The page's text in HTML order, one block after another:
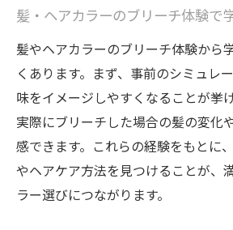
髪・ヘアカラーのブリーチ体験で
髪やヘアカラーのブリーチ体験から
くあります。まず、事前のシミュレ
味をイメージしやすくなることが挙
実際にブリーチした場合の髪の変化
感できます。これらの経験をもとに
やヘアケア方法を見つけることが、
ラー選びにつながります。